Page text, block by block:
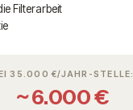
Filterarbeit
35.000 €/JAHR-STELLE:
~ 6.000 €